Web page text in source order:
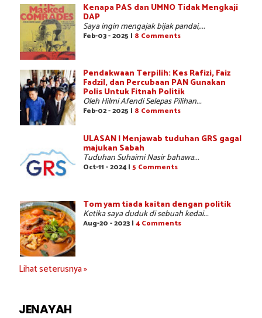
Kenapa PAS dan UMNO Tidak Mengkaji
DAP
Saya ingin mengajak bijak pandai,...
Feb-03 - 2025 | 8 Comments
Pendakwaan Terpilih: Kes Rafizi, Faiz
Fadzil, dan Percubaan PAN Gunakan
Polis Untuk Fitnah Politik
Oleh Hilmi Afendi Selepas Pilihan...
Feb-02 - 2025 | 8 Comments
ULASAN | Menjawab tuduhan GRS gagal
majukan Sabah
Tuduhan Suhaimi Nasir bahawa...
Oct-11 - 2024 | 5 Comments
Tom yam tiada kaitan dengan politik
Ketika saya duduk di sebuah kedai...
Aug-20 - 2023 | 4 Comments
Lihat seterusnya »
JENAYAH